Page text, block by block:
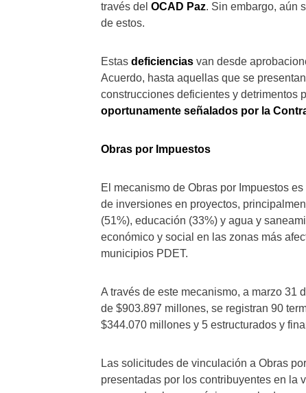
través del OCAD Paz. Sin embargo, aún
de estos.
Estas deficiencias van desde
Acuerdo, hasta aquellas que se
construcciones deficientes y detrimentos
oportunamente señalados por la
Obras por Impuestos
El mecanismo de Obras por Impuestos
de inversiones en proyectos,
(51%), educación (33%) y agua y
económico y social en las zonas más
municipios PDET.
A través de este mecanismo, a marzo 31
de $903.897 millones, se registran 90
$344.070 millones y 5 estructurados y
Las solicitudes de vinculación a Obras
presentadas por los contribuyentes en la